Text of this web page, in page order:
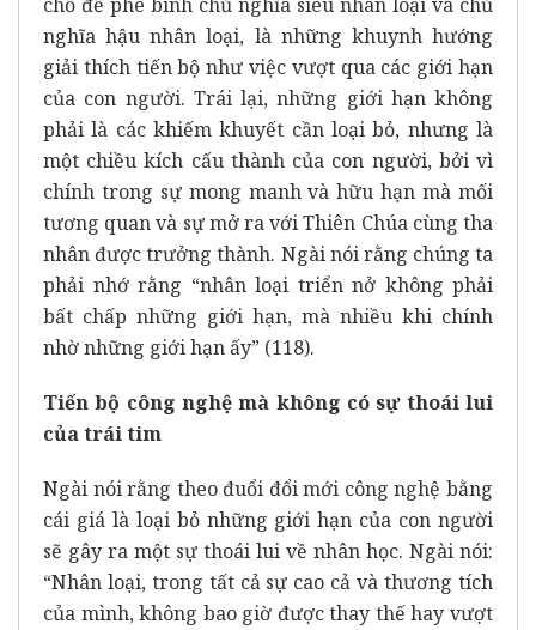
nghĩa hậu nhân loại, là những khuynh hướng
giải thích tiến bộ như việc vượt qua các giới hạn
của con người. Trái lại, những giới hạn không
phải là các khiếm khuyết cần loại bỏ, nhưng là
một chiều kích cấu thành của con người, bởi vì
chính trong sự mong manh và hữu hạn mà mối
tương quan và sự mở ra với Thiên Chúa cùng tha
nhân được trưởng thành. Ngài nói rằng chúng ta
phải nhớ rằng “nhân loại triển nở không phải
bất chấp những giới hạn, mà nhiều khi chính
nhờ những giới hạn ấy” (118).
Tiến bộ công nghệ mà không có sự thoái lui
của trái tim
Ngài nói rằng theo đuổi đổi mới công nghệ bằng
cái giá là loại bỏ những giới hạn của con người
sẽ gây ra một sự thoái lui về nhân học. Ngài nói:
“Nhân loại, trong tất cả sự cao cả và thương tích
của mình, không bao giờ được thay thế hay vượt